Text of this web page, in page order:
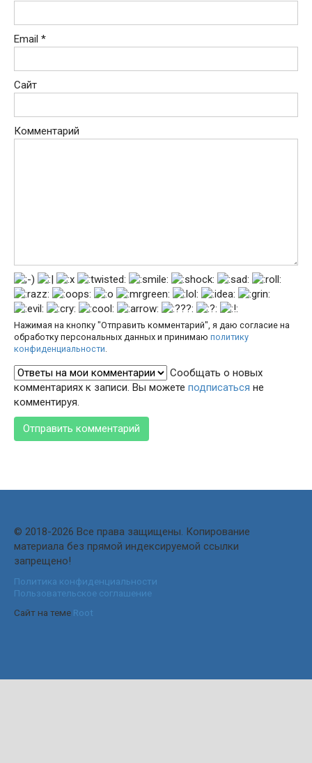
Email *
Сайт
Комментарий
Нажимая на кнопку "Отправить комментарий", я даю согласие на
обработку персональных данных и принимаю политику
конфиденциальности
Сообщать о новых
комментариях к записи. Вы можете подписаться не
комментируя.
© 2018-2026 Все права защищены. Копирование
материала без прямой индексируемой ссылки
запрещено!
Политика конфиденциальности
Пользовательское соглашение
Сайт на теме Root